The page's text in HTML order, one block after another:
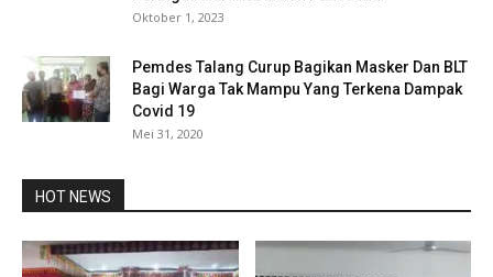
Oktober 1, 2023
Pemdes Talang Curup Bagikan Masker Dan BLT
Bagi Warga Tak Mampu Yang Terkena Dampak
Covid 19
Mei 31, 2020
HOT NEWS